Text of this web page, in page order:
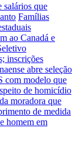
salários que
Famílias
ao Canadá e
inscrições
abre seleção
com modelo que
de homicídio
moradora que
de medida
homem em